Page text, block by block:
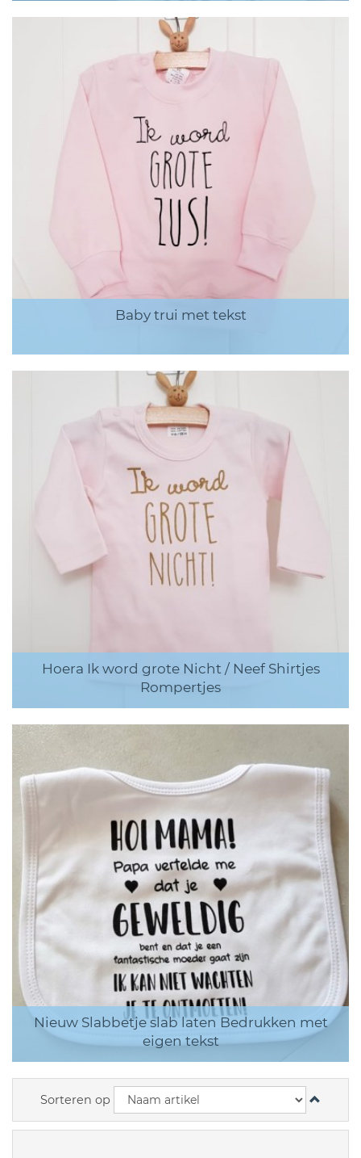
Baby trui met tekst
Hoera Ik word grote Nicht / Neef Shirtjes
Rompertjes
Nieuw Slabbetje slab laten Bedrukken met
eigen tekst
Sorteren op